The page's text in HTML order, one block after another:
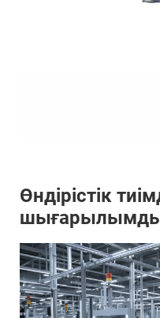
Өндірістік